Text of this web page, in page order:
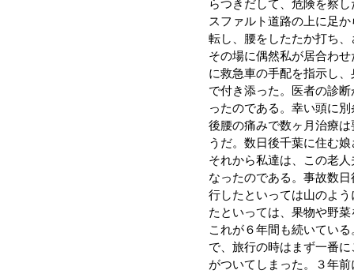
らつきだして、危険を察
スファルト道路の上に足
転し、腰をしたたか打ち
その場に偶然私が居合わ
に救急車の手配を指示し
で付き添った。医者の診
ったのである。幸い頭に
後腰の痛みで数ヶ月治療
うだ。数日後千葉に住む
それから私達は、この老
なったのである。事故数
行したといっては山のよ
たといっては、果物や野
これが６年間も続いてい
で、旅行の時はまず一番
がついてしまった。３年